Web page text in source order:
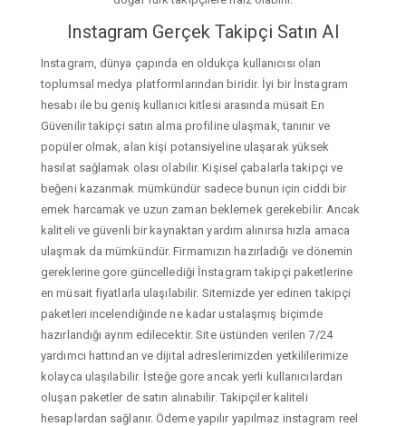
Instagram Gerçek Takipçi Satın Al
Instagram, dünya çapında en oldukça kullanıcısı olan
toplumsal medya platformlarından biridir. İyi bir İnstagram
hesabı ile bu geniş kullanıcı kitlesi arasında müsait En
Güvenilir takipçi satın alma profiline ulaşmak, tanınır ve
popüler olmak, alan kişi potansiyeline ulaşarak yüksek
hasılat sağlamak olası olabilir. Kişisel çabalarla takipçi ve
beğeni kazanmak mümkündür sadece bunun için ciddi bir
emek harcamak ve uzun zaman beklemek gerekebilir. Ancak
kaliteli ve güvenli bir kaynaktan yardım alınırsa hızla amaca
ulaşmak da mümkündür. Firmamızın hazırladığı ve dönemin
gereklerine gore güncellediği İnstagram takipçi paketlerine
en müsait fiyatlarla ulaşılabilir. Sitemizde yer edinen takipçi
paketleri incelendiğinde ne kadar ustalaşmış biçimde
hazırlandığı ayrım edilecektir. Site üstünden verilen 7/24
yardımcı hattından ve dijital adreslerimizden yetkililerimize
kolayca ulaşılabilir. İsteğe gore ancak yerli kullanıcılardan
oluşan paketler de satın alınabilir. Takipçiler kaliteli
hesaplardan sağlanır. Ödeme yapılır yapılmaz instagram reel